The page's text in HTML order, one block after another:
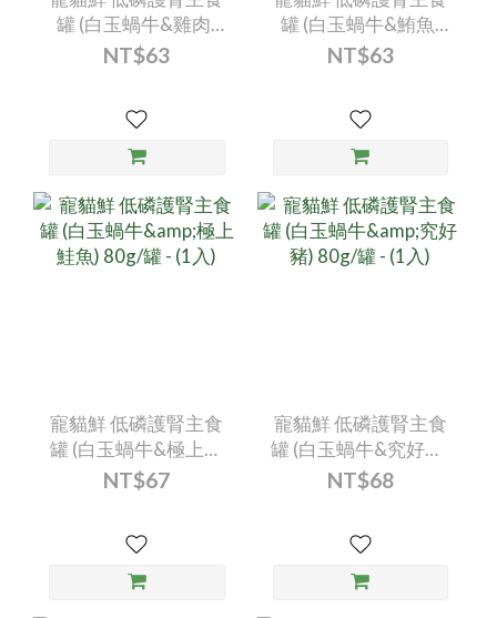
罐 (白玉蝸牛&雞肉)
80g/罐 - (1入)
NT$63
罐 (白玉蝸牛&鮪魚)
80g/罐 - (1入)
NT$63
寵貓鮮 低磷護腎主食
罐 (白玉蝸牛&極上鮭
魚) 80g/罐 - (1入)
NT$67
寵貓鮮 低磷護腎主食
罐 (白玉蝸牛&究好豬)
80g/罐 - (1入)
NT$68